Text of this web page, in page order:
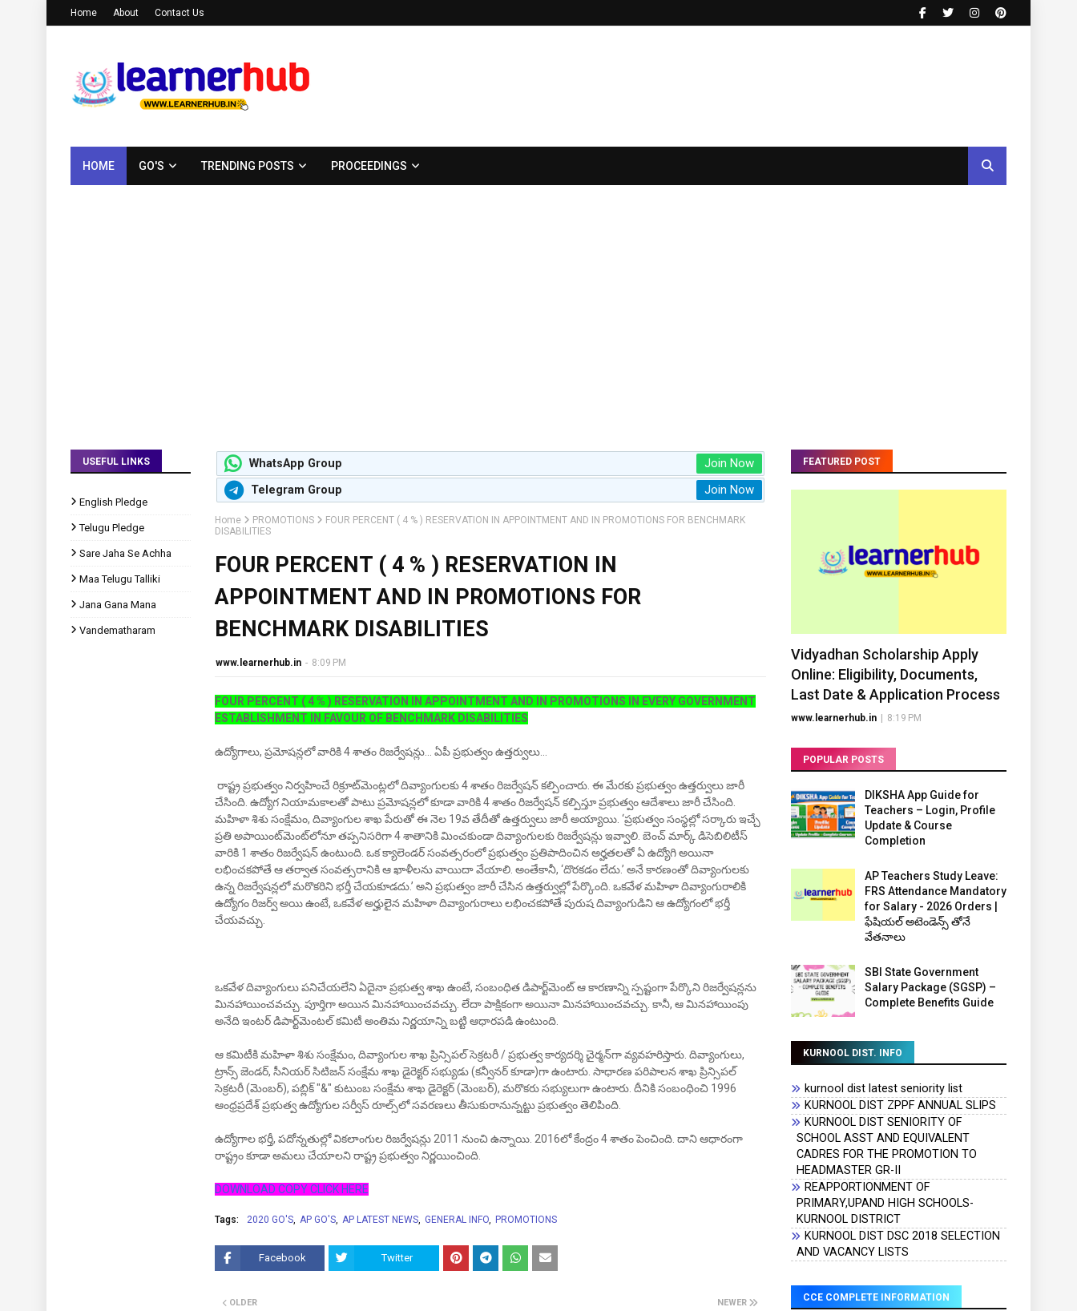
Home About Contact Us
HOME GO'S TRENDING POSTS PROCEEDINGS
USEFUL LINKS
English Pledge
Telugu Pledge
Sare Jaha Se Achha
Maa Telugu Talliki
Jana Gana Mana
Vandematharam
WhatsApp Group Join Now
Telegram Group Join Now
Home PROMOTIONS
FOUR PERCENT ( 4 % ) RESERVATION IN APPOINTMENT AND IN PROMOTIONS FOR BENCHMARK
DISABILITIES
FOUR PERCENT ( 4 % ) RESERVATION IN
APPOINTMENT AND IN PROMOTIONS FOR
BENCHMARK DISABILITIES
www.learnerhub.in - 8:09 PM
FOUR PERCENT ( 4 % ) RESERVATION IN APPOINTMENT AND IN PROMOTIONS IN EVERY GOVERNMENT
ESTABLISHMENT IN FAVOUR OF BENCHMARK DISABILITIES
ఉద్యోగాలు, ప్రమోషన్లలో వారికి 4 శాతం రిజర్వేషన్లు... ఏపీ ప్రభుత్వం ఉత్తర్వులు...
రాష్ట్ర ప్రభుత్వం నిర్వహించే రిక్రూట్‌మెంట్లలో దివ్యాంగులకు 4 శాతం రిజర్వేషన్ కల్పించారు. ఈ మేరకు ప్రభుత్వం ఉత్తర్వులు జారీ
చేసింది. ఉద్యోగ నియామకాలతో పాటు ప్రమోషన్లలో కూడా వారికి 4 శాతం రిజర్వేషన్ కల్పిస్తూ ప్రభుత్వం ఆదేశాలు జారీ చేసింది.
మహిళా శిశు సంక్షేమం, దివ్యాంగుల శాఖ పేరుతో ఈ నెల 19వ తేదీతో ఉత్తర్వులు జారీ అయ్యాయి. ‘ప్రభుత్వం సంస్థల్లో సర్కారు ఇచ్చే
ప్రతి అపాయింట్‌మెంట్‌లోనూ తప్పనిసరిగా 4 శాతానికి మించకుండా దివ్యాంగులకు రిజర్వేషన్లు ఇవ్వాలి. బెంచ్ మార్క్ డిసెబిలిటీస్
వారికి 1 శాతం రిజర్వేషన్ ఉంటుంది. ఒక క్యాలెండర్ సంవత్సరంలో ప్రభుత్వం ప్రతిపాదించిన అర్హతలతో ఏ ఉద్యోగి అయినా
లభించకపోతే ఆ తర్వాత సంవత్సరానికి ఆ ఖాళీలను వాయిదా వేయాలి. అంతేకానీ, ‘దొరకడం లేదు.’ అనే కారణంతో దివ్యాంగులకు
ఉన్న రిజర్వేషన్లలో మరొకరిని భర్తీ చేయకూడదు.’ అని ప్రభుత్వం జారీ చేసిన ఉత్తర్వుల్లో పేర్కొంది. ఒకవేళ మహిళా దివ్యాంగురాలికి
ఉద్యోగం రిజర్వ్ అయి ఉంటే, ఒకవేళ అర్హులైన మహిళా దివ్యాంగురాలు లభించకపోతే పురుష దివ్యాంగుడిని ఆ ఉద్యోగంలో భర్తీ
చేయవచ్చు.
ఒకవేళ దివ్యాంగులు పనిచేయలేని ఏదైనా ప్రభుత్వ శాఖ ఉంటే, సంబంధిత డిపార్ట్‌మెంట్ ఆ కారణాన్ని స్పష్టంగా పేర్కొని రిజర్వేషన్లను
మినహాయించవచ్చు. పూర్తిగా అయిన మినహాయించవచ్చు. లేదా పాక్షికంగా అయినా మినహాయించవచ్చు. కానీ, ఆ మినహాయింపు
అనేది ఇంటర్ డిపార్ట్‌మెంటల్ కమిటీ అంతిమ నిర్ణయాన్ని బట్టి ఆధారపడి ఉంటుంది.
ఆ కమిటీకి మహిళా శిశు సంక్షేమం, దివ్యాంగుల శాఖ ప్రిన్సిపల్ సెక్రటరీ / ప్రభుత్వ కార్యదర్శి చైర్మన్‌గా వ్యవహరిస్తారు. దివ్యాంగులు,
ట్రాన్స్ జెండర్, సీనియర్ సిటిజన్ సంక్షేమ శాఖ డైరెక్టర్ సభ్యుడు (కన్వీనర్ కూడా)గా ఉంటారు. సాధారణ పరిపాలన శాఖ ప్రిన్సిపల్
సెక్రటరీ (మెంబర్), పబ్లిక్ "&" కుటుంబ సంక్షేమ శాఖ డైరెక్టర్ (మెంబర్), మరొకరు సభ్యులుగా ఉంటారు. దీనికి సంబంధించి 1996
ఆంధ్రప్రదేశ్ ప్రభుత్వ ఉద్యోగుల సర్వీస్ రూల్స్‌లో సవరణలు తీసుకురానున్నట్టు ప్రభుత్వం తెలిపింది.
ఉద్యోగాల భర్తీ, పదోన్నతుల్లో వికలాంగుల రిజర్వేషన్లు 2011 నుంచి ఉన్నాయి. 2016లో కేంద్రం 4 శాతం పెంచింది. దాని ఆధారంగా
రాష్ట్రం కూడా అమలు చేయాలని రాష్ట్ర ప్రభుత్వం నిర్ణయించింది.
DOWNLOAD COPY CLICK HERE
Tags: 2020 GO'S AP GO'S AP LATEST NEWS GENERAL INFO PROMOTIONS
Facebook Twitter
NEWER
OLDER
FEATURED POST
Vidyadhan Scholarship Apply
Online: Eligibility, Documents,
Last Date & Application Process
www.learnerhub.in 8:19 PM
POPULAR POSTS
DIKSHA App Guide for
Teachers – Login, Profile
Update & Course
Completion
AP Teachers Study Leave:
FRS Attendance Mandatory
for Salary - 2026 Orders |
ఫేషియల్ అటెండెన్స్ తోనే
వేతనాలు
SBI State Government
Salary Package (SGSP) –
Complete Benefits Guide
KURNOOL DIST. INFO
kurnool dist latest seniority list
KURNOOL DIST ZPPF ANNUAL SLIPS
KURNOOL DIST SENIORITY OF
SCHOOL ASST AND EQUIVALENT
CADRES FOR THE PROMOTION TO
HEADMASTER GR-II
REAPPORTIONMENT OF
PRIMARY,UPAND HIGH SCHOOLS-
KURNOOL DISTRICT
KURNOOL DIST DSC 2018 SELECTION
AND VACANCY LISTS
CCE COMPLETE INFORMATION